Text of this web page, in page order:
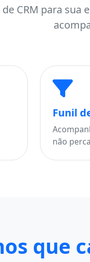
de CRM para
Funil
não
que